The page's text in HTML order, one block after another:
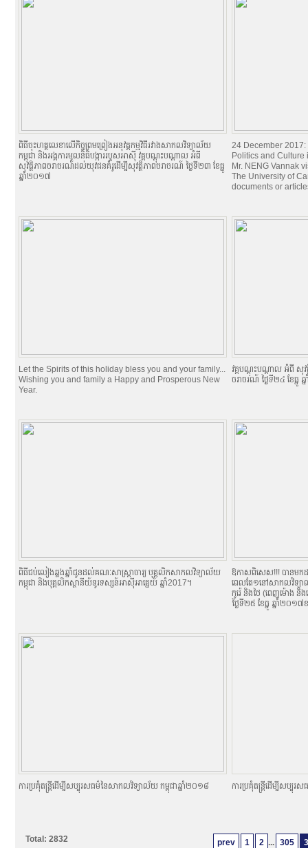
ពិធីចុះហត្ថលេខាលើកិច្ចព្រមព្រៀងអនុវត្តកម្មវិធីរវាងសាកលវិទ្យាល័យ
កម្ពុជា និងអង្គការមូលនិធិបង្ការរបួសអាស៊ី វគ្គបណ្តុះបណ្តាល អំពី
សុវត្ថិភាពចរាចរណ៍ដល់យុវជនគំរូដើម្បីសុវត្ថិភាពចរាចរណ៍ ថ្ងៃទី២៣ ខែធ្នូ
ឆ្នាំ២០១៧
24 December 2017:
Politics and Culture
Mr. NENG Vannak
The University of
documents or
Let the Spirits of this holiday bless you and your family...
Wishing you and family a Happy and Prosperous New
Year.
វគ្គបណ្តុះបណ្តាល អំពី សុ
ចរាចរណ៍ ថ្ងៃទី២៤ ខែធ្នូ
ពិធីជប់លៀងឆ្លងឆ្នាំជូនដល់គណៈសាស្រ្តាចារ្យ បុគ្គលិកសាកលវិទ្យាល័យ
កម្ពុជា និងបុគ្គលិកស្ថានីយ៍ទូរទស្សន៍អាស៊ីអាគ្នេយ៍ ឆ្នាំ2017។
ឱកាសពិសេស!!! បានមកដ
ពេលតែ១នៅសាកលវិទ្យា
កូរ៉េ និងថៃ (ពេញម៉ោង និង
ថ្ងៃទី២៥ ខែធ្នូ ឆ្នាំ២០១៧
ការប្រគុំតន្រ្តីដើម្បីសប្បុរសធម៌នៃសាកលវិទ្យាល័យ កម្ពុជាឆ្នាំ២០១៨ ការប្រគុំតន្រ្តីដើម្បីសប្បុ
prev 1 2 ... 305
Total: 2832